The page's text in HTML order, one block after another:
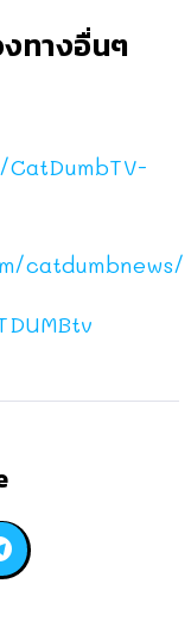
ทางอื่นๆ
catdumbnews/